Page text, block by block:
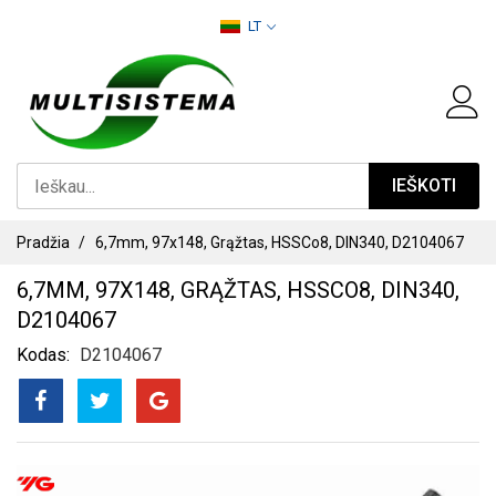
LT
IEŠKOTI
Pradžia 6,7mm, 97x148, Grąžtas, HSSCo8, DIN340, D2104067
6,7MM, 97X148, GRĄŽTAS, HSSCO8, DIN340,
D2104067
Kodas D2104067
PEREITI